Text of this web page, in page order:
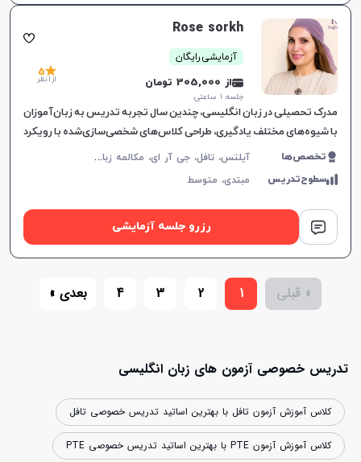
Rose sorkh
آزمایشی رایگان
از 305,000 تومان
جلسه ۱ ساعتی
5
از 1 نظر
مدرک تحصیلی در زبان انگلیسی، چندین سال تجربه تدریس به زبان‌آموزان
با شیوه‌های مختلف یادگیری، طراحی کلاس‌های شخصی‌سازی‌شده با رویکرد
تعاملی، درک عمیق از نیازهای زبانی و
تخصص‌ها آ
یلتس، تافل، جی آر ای، مکالمه زبان انگلیسی، زبان انگلیسی عمومی، گرامر زبان انگلیسی، زبان انگلیسی تجاری، زبان انگلیسی آمریکایی، زبان انگلیسی کنکور سراسری، زبان انگلیسی کنکور کاردانی، زبان انگلیسی کنکور ارشد، زبان انگلیسی کنکور دکتری، زبان انگلیسی هفتم دبیرستان، زبان انگلیسی هشتم دبیرستان، زبان انگلیسی نهم دبیرستان، زبان انگلیسی دهم دبیرستان، زبان انگلیسی یازدهم دبیرستان، زبان انگلیسی دوازدهم دبیرستان، زبان انگلیسی کودکان
سطوح‌تدریس مبتدی، متوسط
رزرو جلسه آزمایشی
« قبلی 1
2
3
4 بعدی »
تدریس خصوصی آزمون های زبان انگلیسی
کلاس آموزش آزمون تافل با بهترین اساتید تدریس خصوصی تافل
کلاس آموزش آزمون PTE با بهترین اساتید تدریس خصوصی PTE